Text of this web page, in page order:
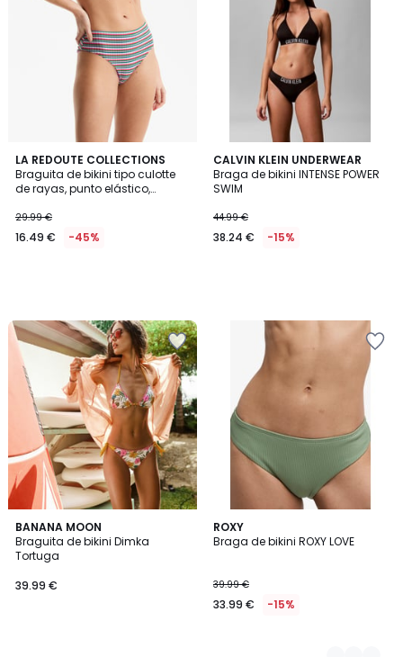
LA REDOUTE COLLECTIONS
Braguita de bikini tipo culotte
de rayas, punto elástico,
29.99 €
16.49 € -45%
CALVIN KLEIN UNDERWEAR
Braga de bikini INTENSE POWER
SWIM
44.99 €
38.24 € -15%
BANANA MOON
Braguita de bikini Dimka
Tortuga
39.99 €
ROXY
Braga de bikini ROXY LOVE
39.99 €
33.99 € -15%
2
Colores